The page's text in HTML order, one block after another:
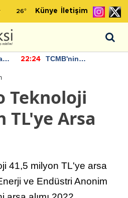
26° Künye İletişim
22:24
TCMB'nin
Teknoloji
TL'ye Arsa
41,5 milyon TL'ye arsa
ve Endüstri Anonim